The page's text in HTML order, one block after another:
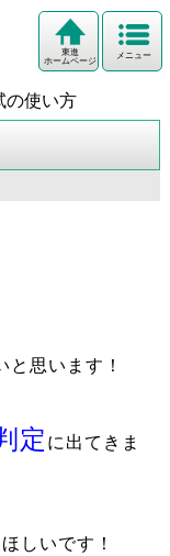
メニュー
東進
ホームページ
の使い方
思います！
定 に出てきま
しいです！